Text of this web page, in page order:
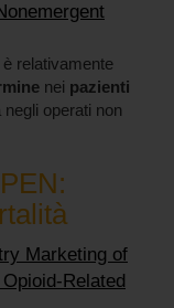
è relativamente
nei pazienti
operati non
Marketing of
Related